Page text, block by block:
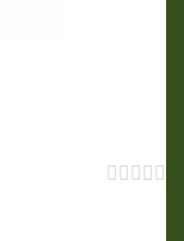
    